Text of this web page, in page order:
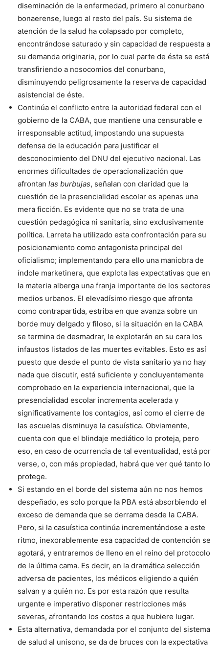
diseminación de la enfermedad, primero al conurbano
bonaerense, luego al resto del país. Su sistema de
atención de la salud ha colapsado por completo,
encontrándose saturado y sin capacidad de respuesta a
su demanda originaria, por lo cual parte de ésta se está
transfiriendo a nosocomios del conurbano,
disminuyendo peligrosamente la reserva de capacidad
asistencial de éste.
Continúa el conflicto entre la autoridad federal con el
gobierno de la CABA, que mantiene una censurable e
irresponsable actitud, impostando una supuesta
defensa de la educación para justificar el
desconocimiento del DNU del ejecutivo nacional. Las
enormes dificultades de operacionalización que
afrontan las burbujas, señalan con claridad que la
cuestión de la presencialidad escolar es apenas una
mera ficción. Es evidente que no se trata de una
cuestión pedagógica ni sanitaria, sino exclusivamente
política. Larreta ha utilizado esta confrontación para su
posicionamiento como antagonista principal del
oficialismo; implementando para ello una maniobra de
índole marketinera, que explota las expectativas que en
la materia alberga una franja importante de los sectores
medios urbanos. El elevadísimo riesgo que afronta
como contrapartida, estriba en que avanza sobre un
borde muy delgado y filoso, si la situación en la CABA
se termina de desmadrar, le explotarán en su cara los
infaustos listados de las muertes evitables. Esto es así
puesto que desde el punto de vista sanitario ya no hay
nada que discutir, está suficiente y concluyentemente
comprobado en la experiencia internacional, que la
presencialidad escolar incrementa acelerada y
significativamente los contagios, así como el cierre de
las escuelas disminuye la casuística. Obviamente,
cuenta con que el blindaje mediático lo proteja, pero
eso, en caso de ocurrencia de tal eventualidad, está por
verse, o, con más propiedad, habrá que ver qué tanto lo
protege.
Si estando en el borde del sistema aún no nos hemos
despeñado, es solo porque la PBA está absorbiendo el
exceso de demanda que se derrama desde la CABA.
Pero, si la casuística continúa incrementándose a este
ritmo, inexorablemente esa capacidad de contención se
agotará, y entraremos de lleno en el reino del protocolo
de la última cama. Es decir, en la dramática selección
adversa de pacientes, los médicos eligiendo a quién
salvan y a quién no. Es por esta razón que resulta
urgente e imperativo disponer restricciones más
severas, afrontando los costos a que hubiere lugar.
Esta alternativa, demandada por el conjunto del sistema
de salud al unísono, se da de bruces con la expectativa